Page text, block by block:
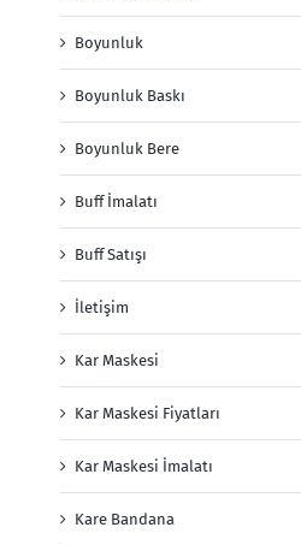
Boyunluk
Boyunluk Baskı
Boyunluk Bere
Buff İmalatı
Buff Satışı
İletişim
Kar Maskesi
Kar Maskesi Fiyatları
Kar Maskesi İmalatı
Kare Bandana